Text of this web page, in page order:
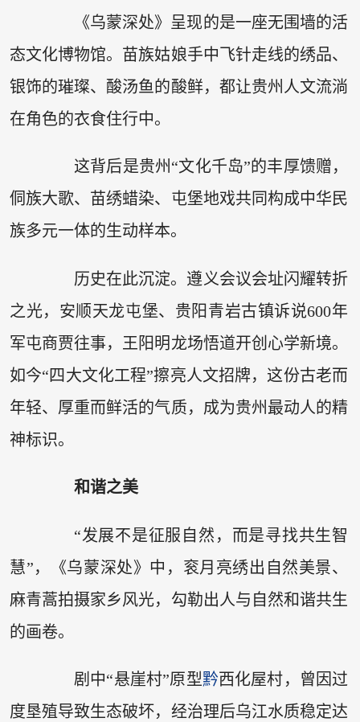
《乌蒙深处》呈现的是一座无围墙的活
态文化博物馆。苗族姑娘手中飞针走线的绣品、
银饰的璀璨、酸汤鱼的酸鲜，都让贵州人文流淌
在角色的衣食住行中。
这背后是贵州“文化千岛”的丰厚馈赠，
侗族大歌、苗绣蜡染、屯堡地戏共同构成中华民
族多元一体的生动样本。
历史在此沉淀。遵义会议会址闪耀转折
之光，安顺天龙屯堡、贵阳青岩古镇诉说600年
军屯商贾往事，王阳明龙场悟道开创心学新境。
如今“四大文化工程”擦亮人文招牌，这份古老而
年轻、厚重而鲜活的气质，成为贵州最动人的精
神标识。
和谐之美
“发展不是征服自然，而是寻找共生智
慧”，《乌蒙深处》中，衮月亮绣出自然美景、
麻青蒿拍摄家乡风光，勾勒出人与自然和谐共生
的画卷。
剧中“悬崖村”原型黔西化屋村，曾因过
度垦殖导致生态破坏，经治理后乌江水质稳定达